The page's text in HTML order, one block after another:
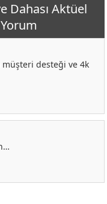
Dahası Aktüel
müşteri desteği ve 4k